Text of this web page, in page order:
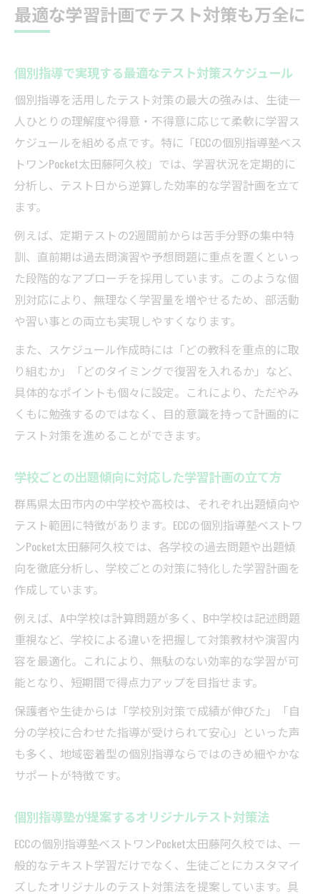
最適な学習計画でテスト対策も万全に
個別指導で実現する最適なテスト対策スケジュール
個別指導を活用したテスト対策の最大の強みは、生徒一
人ひとりの理解度や得意・不得意に応じて柔軟に学習ス
ケジュールを組める点です。特に「ECCの個別指導塾ベス
トワンPocket太田藤阿久校」では、学習状況を定期的に
分析し、テスト日から逆算した効率的な学習計画を立て
ます。
例えば、定期テストの2週間前からは苦手分野の集中特
訓、直前期は過去問演習や予想問題に重点を置くといっ
た段階的なアプローチを採用しています。このような個
別対応により、無理なく学習量を増やせるため、部活動
や習い事との両立も実現しやすくなります。
また、スケジュール作成時には「どの教科を重点的に取
り組むか」「どのタイミングで復習を入れるか」など、
具体的なポイントも個々に設定。これにより、ただやみ
くもに勉強するのではなく、目的意識を持って計画的に
テスト対策を進めることができます。
学校ごとの出題傾向に対応した学習計画の立て方
群馬県太田市内の中学校や高校は、それぞれ出題傾向や
テスト範囲に特徴があります。ECCの個別指導塾ベストワ
ンPocket太田藤阿久校では、各学校の過去問題や出題傾
向を徹底分析し、学校ごとの対策に特化した学習計画を
作成しています。
例えば、A中学校は計算問題が多く、B中学校は記述問題
重視など、学校による違いを把握して対策教材や演習内
容を最適化。これにより、無駄のない効率的な学習が可
能となり、短期間で得点力アップを目指せます。
保護者や生徒からは「学校別対策で成績が伸びた」「自
分の学校に合わせた指導が受けられて安心」といった声
も多く、地域密着型の個別指導ならではのきめ細やかな
サポートが特徴です。
個別指導塾が提案するオリジナルテスト対策法
ECCの個別指導塾ベストワンPocket太田藤阿久校では、一
般的なテキスト学習だけでなく、生徒ごとにカスタマイ
ズしたオリジナルのテスト対策法を提案しています。具